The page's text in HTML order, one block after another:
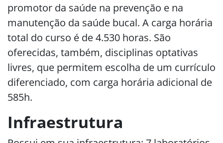
promotor da saúde na prevenção e na
manutenção da saúde bucal. A carga horária
total do curso é de 4.530 horas. São
oferecidas, também, disciplinas optativas
livres, que permitem escolha de um currículo
diferenciado, com carga horária adicional de
585h.
Infraestrutura